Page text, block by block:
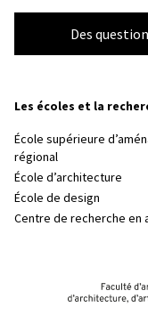
Des
Les écoles et la
École supérieure
régional
École d’architecture
École de design
Centre de recherche